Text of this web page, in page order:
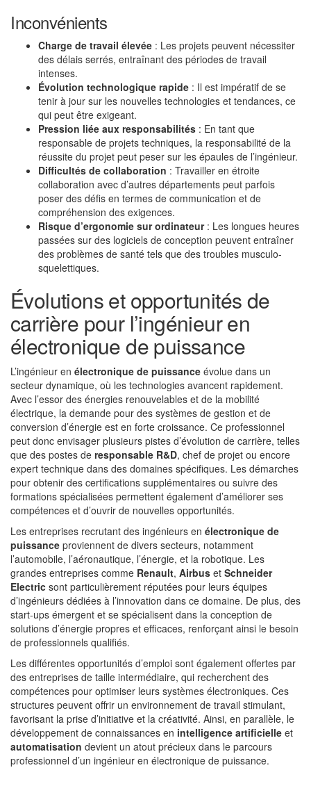
Inconvénients
Charge de travail élevée : Les projets peuvent nécessiter
des délais serrés, entraînant des périodes de travail
intenses.
Évolution technologique rapide : Il est impératif de se
tenir à jour sur les nouvelles technologies et tendances, ce
qui peut être exigeant.
Pression liée aux responsabilités : En tant que
responsable de projets techniques, la responsabilité de la
réussite du projet peut peser sur les épaules de l’ingénieur.
Difficultés de collaboration : Travailler en étroite
collaboration avec d’autres départements peut parfois
poser des défis en termes de communication et de
compréhension des exigences.
Risque d’ergonomie sur ordinateur: Les longues heures
passées sur des logiciels de conception peuvent entraîner
des problèmes de santé tels que des troubles musculo-
squelettiques.
Évolutions et opportunités de
carrière pour l’ingénieur en
électronique de puissance
L’ingénieur en électronique de puissance évolue dans un
secteur dynamique, où les technologies avancent rapidement.
Avec l’essor des énergies renouvelables et de la mobilité
électrique, la demande pour des systèmes de gestion et de
conversion d’énergie est en forte croissance. Ce professionnel
peut donc envisager plusieurs pistes d’évolution de carrière, telles
que des postes de responsable R&D, chef de projet ou encore
expert technique dans des domaines spécifiques. Les démarches
pour obtenir des certifications supplémentaires ou suivre des
formations spécialisées permettent également d’améliorer ses
compétences et d’ouvrir de nouvelles opportunités.
Les entreprises recrutant des ingénieurs en électronique de
puissance proviennent de divers secteurs, notamment
l’automobile, l’aéronautique, l’énergie, et la robotique. Les
grandes entreprises comme Renault, Airbus et Schneider
Electric sont particulièrement réputées pour leurs équipes
d’ingénieurs dédiées à l’innovation dans ce domaine. De plus, des
start-ups émergent et se spécialisent dans la conception de
solutions d’énergie propres et efficaces, renforçant ainsi le besoin
de professionnels qualifiés.
Les différentes opportunités d’emploi sont également offertes par
des entreprises de taille intermédiaire, qui recherchent des
compétences pour optimiser leurs systèmes électroniques. Ces
structures peuvent offrir un environnement de travail stimulant,
favorisant la prise d’initiative et la créativité. Ainsi, en parallèle, le
développement de connaissances en intelligence artificielle et
automatisation devient un atout précieux dans le parcours
professionnel d’un ingénieur en électronique de puissance.